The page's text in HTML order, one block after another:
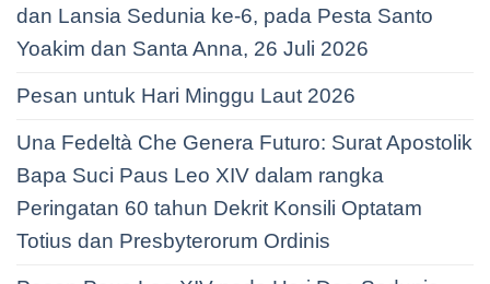
dan Lansia Sedunia ke-6, pada Pesta Santo
Yoakim dan Santa Anna, 26 Juli 2026
Pesan untuk Hari Minggu Laut 2026
Una Fedeltà Che Genera Futuro: Surat Apostolik
Bapa Suci Paus Leo XIV dalam rangka
Peringatan 60 tahun Dekrit Konsili Optatam
Totius dan Presbyterorum Ordinis